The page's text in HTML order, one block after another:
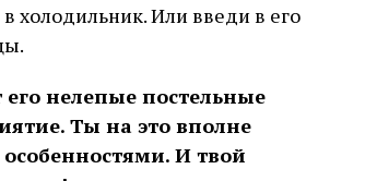
холодильник. Или введи в его
нелепые постельные
Ты на это вполне
И твой